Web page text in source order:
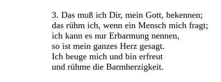
3. Das muß ich Dir, mein Gott, bekennen;
das rühm ich, wenn ein Mensch mich fragt;
ich kann es nur Erbarmung nennen,
so ist mein ganzes Herz gesagt.
Ich beuge mich und bin erfreut
und rühme die Barmherzigkeit.